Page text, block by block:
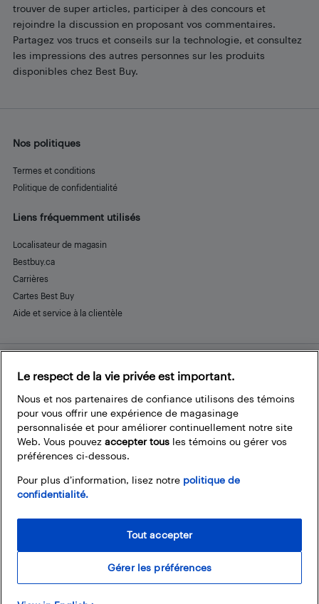
trouver de super articles, participer à des concours et
rejoindre la discussion en proposant vos commentaires.
Partagez vos trucs et conseils sur la technologie, et consultez
les impressions des autres personnes sur les produits
disponibles chez Best Buy.
Nos politiques
Termes et conditions
Politique de confidentialité
Liens fréquemment utilisés
Localisateur de magasin
Bestbuy.ca
Carrières
Cartes Best Buy
Aide et service à la clientèle
Restez connecté
FacebookInstagram
PinterestLinkedInYouTube
Le respect de la vie privée est important.
Nous et nos partenaires de confiance utilisons des témoins
pour vous offrir une expérience de magasinage
personnalisée et pour améliorer continuellement notre site
Web. Vous pouvez accepter tous les témoins ou gérer vos
préférences ci-dessous.
Pour plus d’information, lisez notre politique de
confidentialité.
Gérer les préférences
Tout accepter